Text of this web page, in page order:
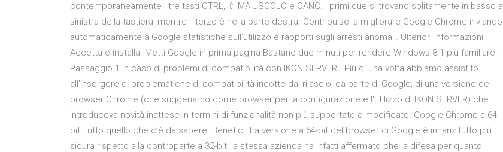
contemporaneamente i tre tasti CTRL, ⇧ MAIUSCOLO e CANC. I primi due si trovano solitamente in basso a
sinistra della tastiera, mentre il terzo è nella parte destra. Contribuisci a migliorare Google Chrome inviando
automaticamente a Google statistiche sull'utilizzo e rapporti sugli arresti anomali. Ulteriori informazioni.
Accetta e installa. Metti Google in prima pagina Bastano due minuti per rendere Windows 8.1 più familiare.
Passaggio 1 In caso di problemi di compatibilità con IKON SERVER . Più di una volta abbiamo assistito
all'insorgere di problematiche di compatibilità indotte dal rilascio, da parte di Google, di una versione del
browser Chrome (che suggeriamo come browser per la configurazione e l'utilizzo di IKON SERVER) che
introduceva novità inattese in termini di funzionalità non più supportate o modificate. Google Chrome a 64-
bit: tutto quello che c’è da sapere. Benefici. La versione a 64-bit del browser di Google è innanzitutto più
sicura rispetto alla controparte a 32-bit: la stessa azienda ha infatti affermato che la difesa per quanto